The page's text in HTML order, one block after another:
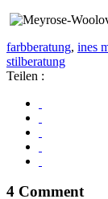
farbberatung, ines
stilberatung
Teilen :
4 Comment